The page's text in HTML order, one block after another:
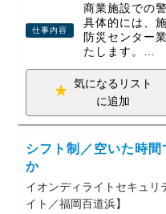
↓
撤収・帰社
※現場により
仕事内容
商業施設での
具体的には、
防災センター
たします。
【教育制度充実
安全・安心を
が、業務知識
ィライトセキ
から始まり、
研修を充実さ
修を行ってい
【働きやすさ抜
気になるリスト
に追加
シフト制／空いた時
か
イオンディライトセキュ
イト／福岡百道浜】